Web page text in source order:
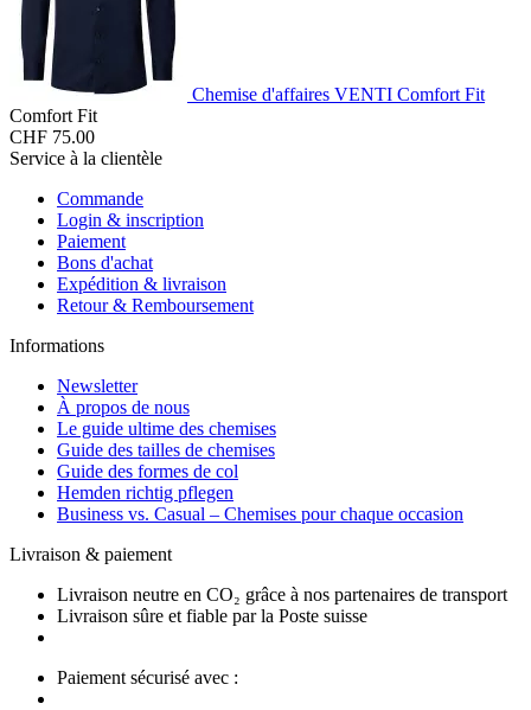
Chemise d'affaires VENTI Comfort Fit
Comfort Fit
CHF 75.00
Service à la clientèle
Commande
Login & inscription
Paiement
Bons d'achat
Expédition & livraison
Retour & Remboursement
Informations
Newsletter
À propos de nous
Le guide ultime des chemises
Guide des tailles de chemises
Guide des formes de col
Hemden richtig pflegen
Business vs. Casual – Chemises pour chaque occasion
Livraison & paiement
Livraison neutre en CO₂ grâce à nos partenaires de transport
Livraison sûre et fiable par la Poste suisse
Paiement sécurisé avec :